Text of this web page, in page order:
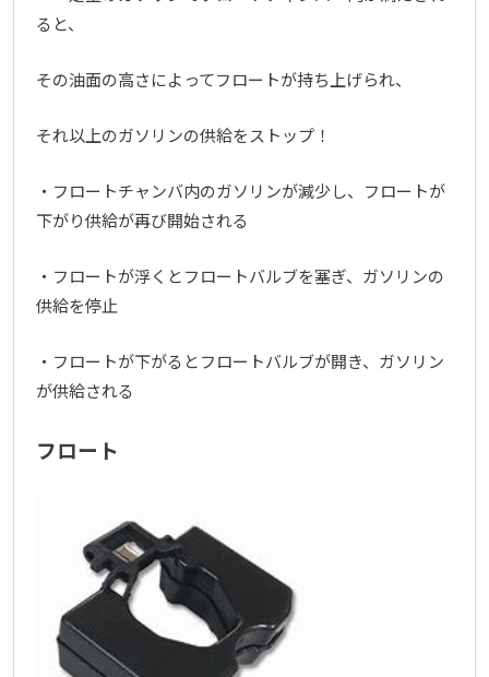
ると、
その油面の高さによってフロートが持ち上げられ、
それ以上のガソリンの供給をストップ！
・フロートチャンバ内のガソリンが減少し、フロートが
下がり供給が再び開始される
・フロートが浮くとフロートバルブを塞ぎ、ガソリンの
供給を停止
・フロートが下がるとフロートバルブが開き、ガソリン
が供給される
フロート